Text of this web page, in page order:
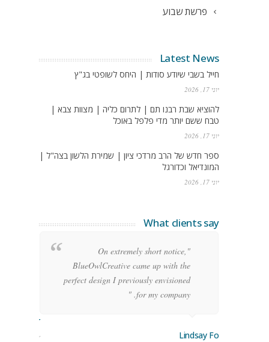
פרשת שבוע
Latest News
חייל בשבי שיודע סודות | היחס לשופטי בג"ץ
יוני 17, 2026
להוציא שבת רבנו תם | לתרום כליה | מצוות צבא |
טבח ששם יותר מדי פלפל באוכל
יוני 17, 2026
ספר חדש של הרב מרדכי ציון | שמירת הלשון בצה"ל |
המונדיאל וכדורגל
יוני 17, 2026
What clients say
"On extremely short notice,
BlueOwlCreative came up with the
perfect design I previously envisioned
for my company. "
Lindsay Ford
Stoner
Manager